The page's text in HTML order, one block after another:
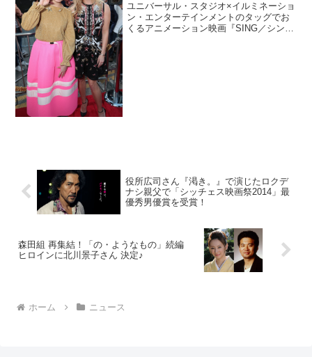
ユニバーサル・スタジオ×イルミネーショ
ン・エンターテインメントのタッグでお
くるアニメーション映画『SING／シン
役所広司さん『渇き。』で演じたロクデ
ナシ親父で「シッチェス映画祭2014」最
優秀男優賞を受賞！
森田組 再集結！「の・ようなもの」続編
ヒロインに北川景子さん 決定♪
ホーム ニュース